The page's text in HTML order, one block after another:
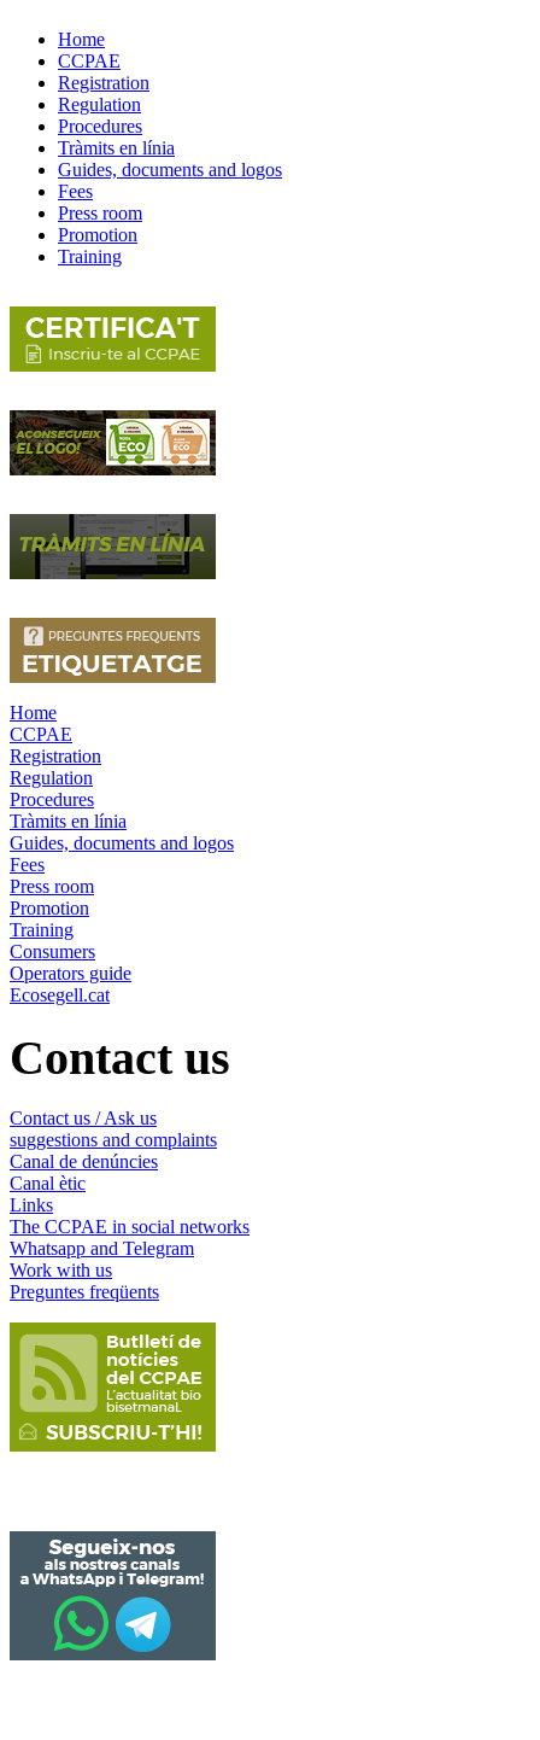
Home
CCPAE
Registration
Regulation
Procedures
Tràmits en línia
Guides, documents and logos
Fees
Press room
Promotion
Training
Home
CCPAE
Registration
Regulation
Procedures
Tràmits en línia
Guides, documents and logos
Fees
Press room
Promotion
Training
Consumers
Operators guide
Ecosegell.cat
Contact us
Contact us / Ask us
suggestions and complaints
Canal de denúncies
Canal ètic
Links
The CCPAE in social networks
Whatsapp and Telegram
Work with us
Preguntes freqüents